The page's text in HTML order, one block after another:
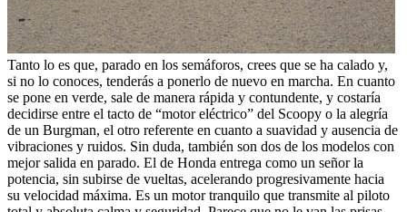
Tanto lo es que, parado en los semáforos, crees que se ha calado y,
si no lo conoces, tenderás a ponerlo de nuevo en marcha. En cuanto
se pone en verde, sale de manera rápida y contundente, y costaría
decidirse entre el tacto de “motor eléctrico” del Scoopy o la alegría
de un Burgman, el otro referente en cuanto a suavidad y ausencia de
vibraciones y ruidos. Sin duda, también son dos de los modelos con
mejor salida en parado. El de Honda entrega como un señor la
potencia, sin subirse de vueltas, acelerando progresivamente hacia
su velocidad máxima. Es un motor tranquilo que transmite al piloto